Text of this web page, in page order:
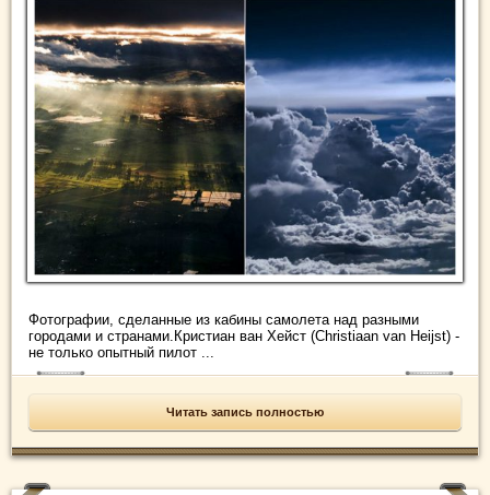
Фотографии, сделанные из кабины самолета над разными
городами и странами.Кристиан ван Хейст (Christiaan van Heijst) -
не только опытный пилот ...
Читать запись полностью